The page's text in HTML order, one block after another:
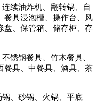
续油炸机、翻转锅、自
餐具浸泡槽、操作台、风
盘、保管箱、储存柜、存
锈钢餐具、竹木餐具、
餐具、中餐具、酒具、茶
、砂锅、火锅、平底